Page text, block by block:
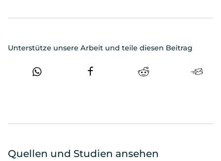
Unterstütze unsere Arbeit und teile diesen Beitrag
Quellen und Studien ansehen